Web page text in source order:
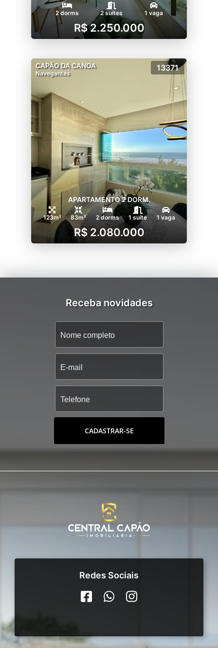
2 dorms 2 suítes 1 vaga
R$ 2.250.000
CAPÃO DA CANOA
Navegantes
13371
APARTAMENTO 2 DORM.
123m² 83m² 2 dorms 1 suíte 1 vaga
R$ 2.080.000
Receba novidades
CADASTRAR-SE
Redes Sociais